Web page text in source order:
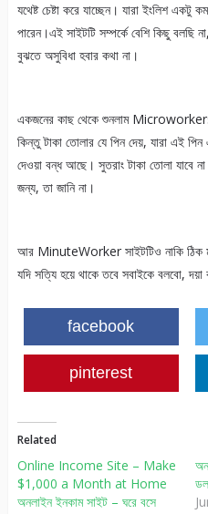
যথেষ্ট চেষ্টা করে যাচ্ছেন। যারা ইংলিশ একটু
পারেন।এই সাইটটি সম্পর্কে বেশি কিছু বলছি
বুঝতে অসুবিধা হবার কথা না।
একজনের কাছ থেকে শুনলাম Microworkers
কিন্তু টাকা তোলার যে পিন দেয়, যারা এই
দেওয়া বন্ধ আছে। সুতরাং টাকা তোলা যাবে
জন্য, তা জানি না।
আর MinuteWorker সাইটটিও নাকি ঠিক
যদি সত্যি হয়ে থাকে তবে সবাইকে বলবো,
facebook
pinterest
Related
Online Income Site – Make
$1,000 a Month at Home
অনলাইন ইনকাম সাইট – ঘরে বসে